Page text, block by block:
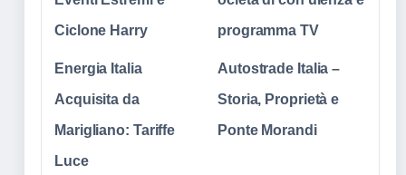
Ciclone Harry
programma TV
Energia Italia
Acquisita da
Marigliano: Tariffe
Luce
Autostrade Italia –
Storia, Proprietà e
Ponte Morandi